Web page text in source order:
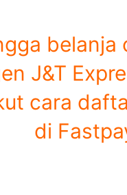
belanja
J&T
cara
di